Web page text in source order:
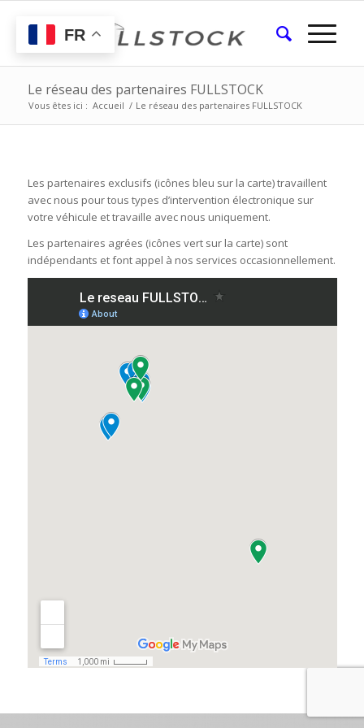
Le réseau des partenaires FULLSTOCK
Vous êtes ici : Accueil / Le réseau des partenaires FULLSTOCK
Les partenaires exclusifs (icônes bleu sur la carte) travaillent
avec nous pour tous types d’intervention électronique sur
votre véhicule et travaille avec nous uniquement.
Les partenaires agrées (icônes vert sur la carte) sont
indépendants et font appel à nos services occasionnellement.
FR